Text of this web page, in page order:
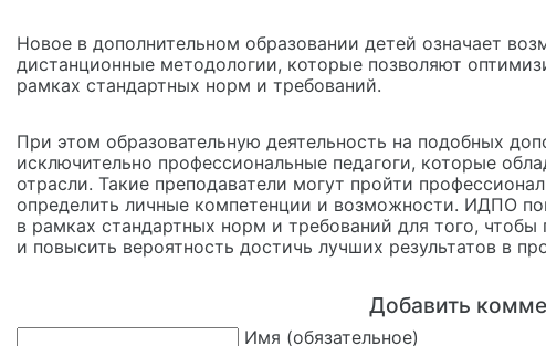
Новое в дополнительном образовании детей означает
дистанционные методологии, которые позволяют
рамках стандартных норм и требований.
При этом образовательную деятельность на подобных
исключительно профессиональные педагоги, которые
отрасли. Такие преподаватели могут пройти
определить личные компетенции и возможности. ИДПО
в рамках стандартных норм и требований для того, чтобы
и повысить вероятность достичь лучших результатов в
Добавить
Имя (обязательное)